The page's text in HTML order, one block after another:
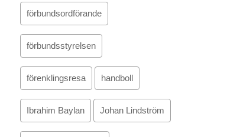
förbundsordförande
förbundsstyrelsen
förenklingsresa handboll
Ibrahim Baylan Johan Lindström